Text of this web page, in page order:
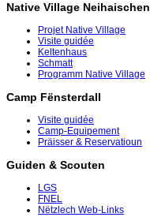
Native Village Neihaischen
Projet Native Village
Visite guidée
Keltenhaus
Schmatt
Programm Native Village
Camp Fënsterdall
Visite guidée
Camp-Equipement
Präisser & Reservatioun
Guiden & Scouten
LGS
FNEL
Nëtzlech Web-Links